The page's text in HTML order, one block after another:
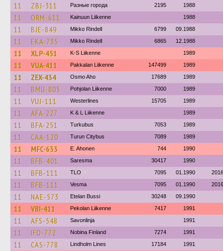
11 ZBJ-311 Разные города 2195 1988
11 ORM-611 Kainuun Liikenne 1988
11 BJE-849 Mikko Rindell 6799 09.1988
11 EKA-735 Mikko Rindell 6865 12.1988
11 XLP-451 K-S Liikenne 1989
11 VUA-411 Pakkalan Liikenne 147499 1989
11 ZEX-434 Osmo Aho 17689 1989
11 BMU-805 Pohjolan Liikenne 7000 1989
11 VUJ-111 Westerlines 15705 1989
11 AFA-227 K & L Liikenne 1989
11 BFA-251 Turkubus 7053 1989
11 CAA-120 Turun Citybus 7089 1989
11 MFC-633 E. Ahonen 744 1990
11 BFB-401 Saresma 30417 1990
11 BFB-111 TLO 7095 01.1990 2016
11 BFB-111 Vesma 7095 01.1990 2016
11 NAE-573 Etelan Bussi 30248 09.1990
11 VBI-411 Pekolan Liikenne 7417 1991
11 AFS-548 Savonlinja 1991
11 IFO-772 Nobina Finland 7274 1991
11 CAS-778 Lindholm Lines 17184 1991